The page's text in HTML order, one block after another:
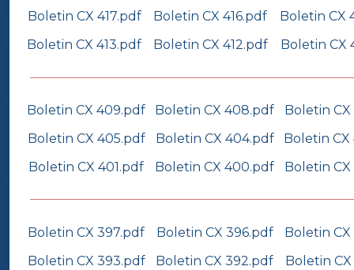
Boletin CX 417.pdf
Boletin CX 416.pdf
Boletin CX
Boletin CX 413.pdf
Boletin CX 412.pdf Boletin CX
Boletin CX 409.pdf Boletin CX 408.pdf
Boletin
Boletin CX 405.pdf
Boletin CX 404.pdf
Boletin
Boletin CX 401.pdf
Boletin CX 400.pdf Boletin
Boletin CX 397.pdf Boletin CX 396.pdf
Boletin
Boletin CX 393.pdf
Boletin CX 392.pdf
Boletin